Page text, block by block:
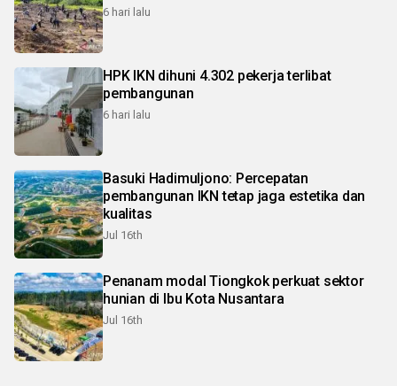
6 hari lalu
HPK IKN dihuni 4.302 pekerja terlibat
pembangunan
6 hari lalu
Basuki Hadimuljono: Percepatan
pembangunan IKN tetap jaga estetika dan
kualitas
Jul 16th
Penanam modal Tiongkok perkuat sektor
hunian di Ibu Kota Nusantara
Jul 16th